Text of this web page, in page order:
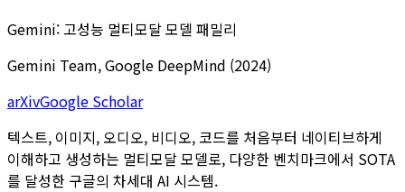
Gemini: 고성능 멀티모달 모델 패밀리
Gemini Team, Google DeepMind (2024)
arXivGoogle Scholar
텍스트, 이미지, 오디오, 비디오, 코드를 처음부터 네이티브하게
이해하고 생성하는 멀티모달 모델로, 다양한 벤치마크에서 SOTA
를 달성한 구글의 차세대 AI 시스템.